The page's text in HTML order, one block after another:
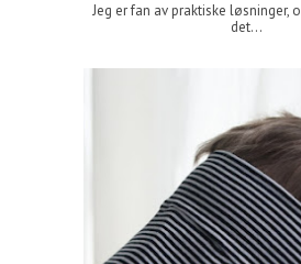
Jeg er fan av praktiske løsninger,
det...